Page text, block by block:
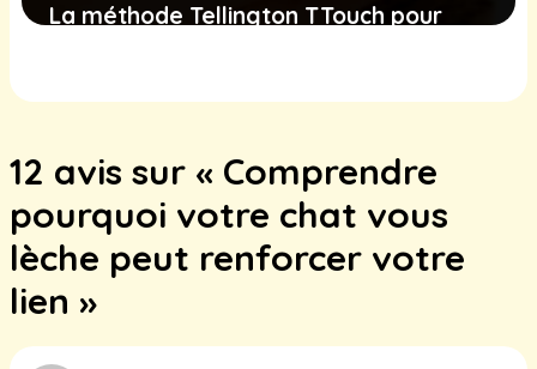
La méthode Tellington TTouch pour
28 novembre 2024
12 avis sur « Comprendre
pourquoi votre chat vous
lèche peut renforcer votre
lien »